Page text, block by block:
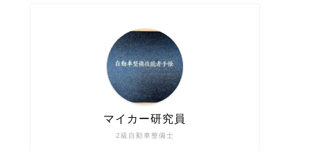
2級自動車整備士
マイカー研究員